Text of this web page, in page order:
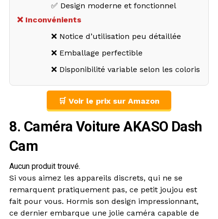
✅ Design moderne et fonctionnel
❌ Inconvénients
❌ Notice d’utilisation peu détaillée
❌ Emballage perfectible
❌ Disponibilité variable selon les coloris
🛒 Voir le prix sur Amazon
8. Caméra Voiture AKASO Dash
Cam
Aucun produit trouvé.
Si vous aimez les appareils discrets, qui ne se
remarquent pratiquement pas, ce petit joujou est
fait pour vous. Hormis son design impressionnant,
ce dernier embarque une jolie caméra capable de